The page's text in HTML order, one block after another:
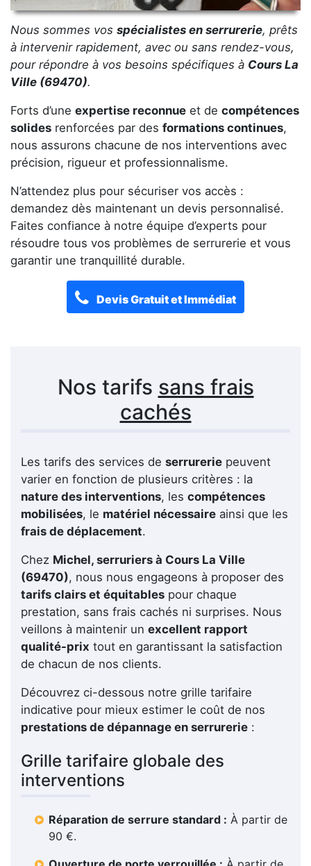
Nous sommes vos spécialistes en serrurerie, prêts
à intervenir rapidement, avec ou sans rendez-vous,
pour répondre à vos besoins spécifiques à Cours La
Ville (69470).
Forts d’une expertise reconnue et de compétences
solides renforcées par des formations continues,
nous assurons chacune de nos interventions avec
précision, rigueur et professionnalisme.
N’attendez plus pour sécuriser vos accès :
demandez dès maintenant un devis personnalisé.
Faites confiance à notre équipe d’experts pour
résoudre tous vos problèmes de serrurerie et vous
garantir une tranquillité durable.
Devis Gratuit et Immédiat
Nos tarifs sans frais
cachés
Les tarifs des services de serrurerie peuvent
varier en fonction de plusieurs critères : la
nature des interventions, les compétences
mobilisées, le matériel nécessaire ainsi que les
frais de déplacement.
Chez Michel, serruriers à Cours La Ville
(69470), nous nous engageons à proposer des
tarifs clairs et équitables pour chaque
prestation, sans frais cachés ni surprises. Nous
veillons à maintenir un excellent rapport
qualité-prix tout en garantissant la satisfaction
de chacun de nos clients.
Découvrez ci-dessous notre grille tarifaire
indicative pour mieux estimer le coût de nos
prestations de dépannage en serrurerie :
Grille tarifaire globale des
interventions
Réparation de serrure standard : À partir de
90 €.